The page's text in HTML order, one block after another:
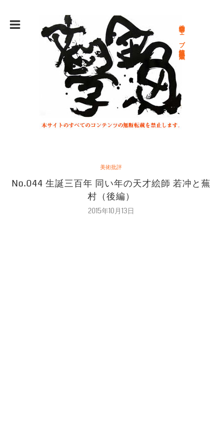
総合文学ウェブ情報誌 文学金魚
美術批評
No.044 生誕三百年 同い年の天才絵師 若冲と蕪
村（後編）
2015年10月13日